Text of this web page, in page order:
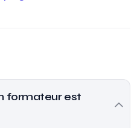
formateur est